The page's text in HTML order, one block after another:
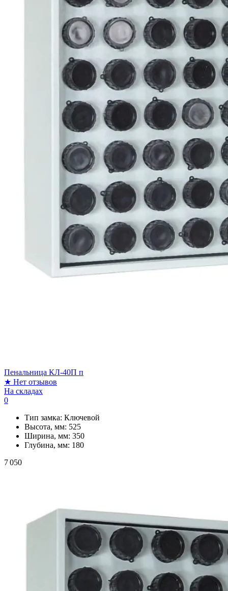
Пенальница КЛ-40П п
★ Нет отзывов
На складах
0
Тип замка: Ключевой
Высота, мм: 525
Ширина, мм: 350
Глубина, мм: 180
7 050